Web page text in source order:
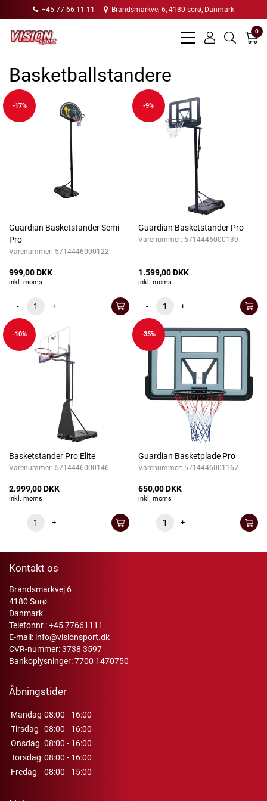
+45 77 66 11 11 Brandsmarkvej 6, 4180 sorø, Danmark
bars
user
search
0
Basketballstandere
-17%
Guardian Basketstander Semi
Pro
Varenummer: 5714446000122
999,00 DKK
inkl. moms
- +
-9%
Guardian Basketstander Pro
Varenummer: 5714446000139
1.599,00 DKK
inkl. moms
- +
-10%
Basketstander Pro Elite
Varenummer: 5714446000146
2.999,00 DKK
inkl. moms
- +
-35%
Guardian Basketplade Pro
Varenummer: 5714446001167
650,00 DKK
inkl. moms
- +
Kontakt os
Brandsmarkvej 6
4180 Sorø
Danmark
Telefonnr.:+45 77661111
E-mail: info@visionsport.dk
CVR-nummer: 3738 3597
Bankoplysninger: 7700 1470750
Åbningstider
Mandag 08:00 - 16:00
Tirsdag
08:00 - 16:00
Onsdag 08:00 - 16:00
Torsdag 08:00 - 16:00
Fredag
08:00 - 15:00